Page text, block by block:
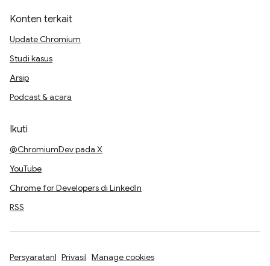
Konten terkait
Update Chromium
Studi kasus
Arsip
Podcast & acara
Ikuti
@ChromiumDev pada X
YouTube
Chrome for Developers di LinkedIn
RSS
Persyaratan Privasi Manage cookies